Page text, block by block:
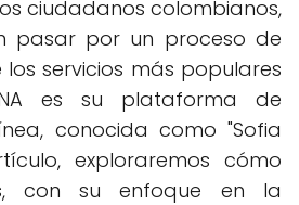
ciudadanos colombianos,
pasar por un proceso de
los servicios más populares
es su plataforma de
conocida como "Sofia
exploraremos cómo
con su enfoque en la